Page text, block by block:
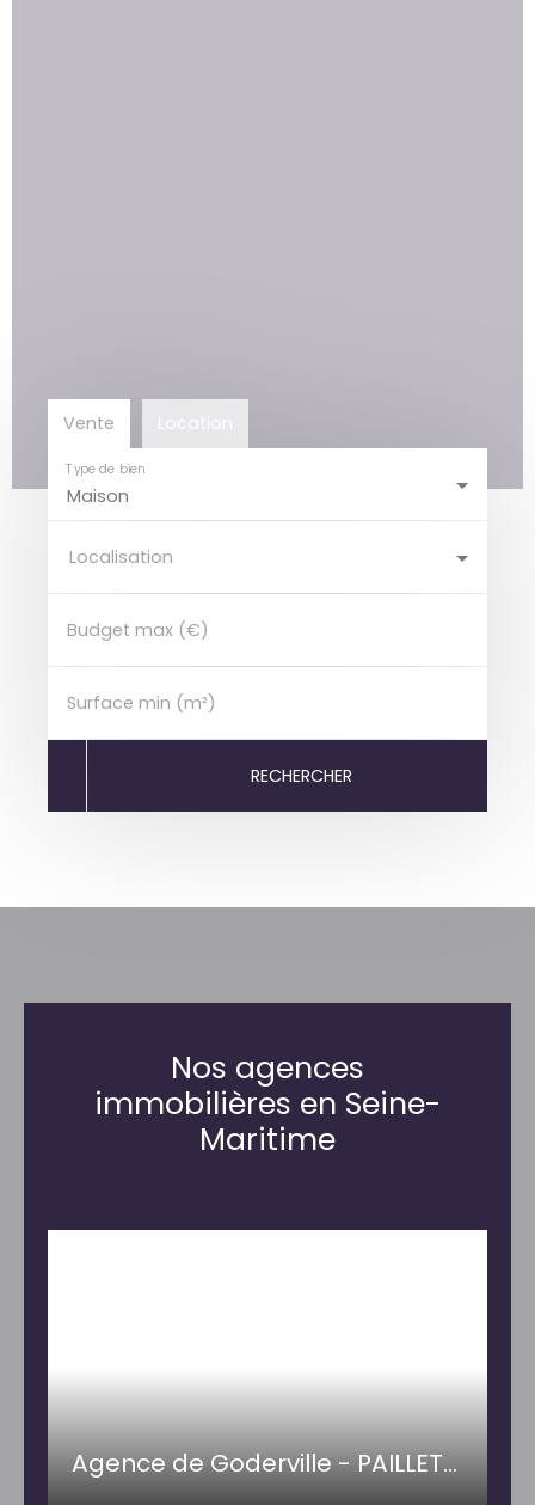
Vente Location
Maison
Type de bien
Localisation
Budget max (€)
Surface min (m²)
RECHERCHER
Nos agences
immobilières en Seine-
Maritime
Agence de Goderville - PAILLETTE IMMOBILIER